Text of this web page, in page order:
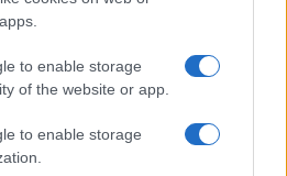
to enable storage
of the website or app.
to enable storage
το μέτωπο – 58
επίθεση από το 2022